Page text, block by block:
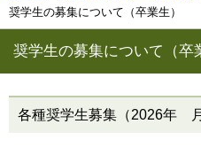
奨学生の募集について（卒業生）
奨学生の募集について（卒
各種奨学生募集（2026年